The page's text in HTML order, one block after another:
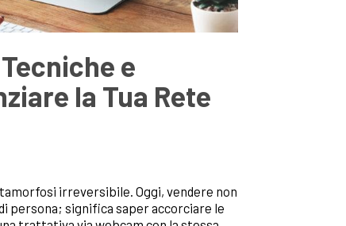
e
la Tua Rete
irreversibile. Oggi, vendere non
persona; significa saper accorciare le